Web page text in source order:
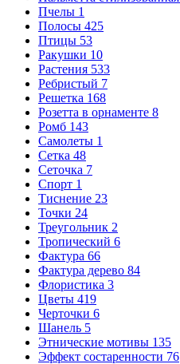
Пчелы 1
Полосы 425
Птицы 53
Ракушки 10
Растения 533
Ребристый 7
Решетка 168
Розетта в орнаменте 8
Ромб 143
Самолеты 1
Сетка 48
Сеточка 7
Спорт 1
Тиснение 23
Точки 24
Треугольник 2
Тропический 6
Фактура 66
Фактура дерево 84
Флористика 3
Цветы 419
Черточки 6
Шанель 5
Этнические мотивы 135
Эффект состаренности 76